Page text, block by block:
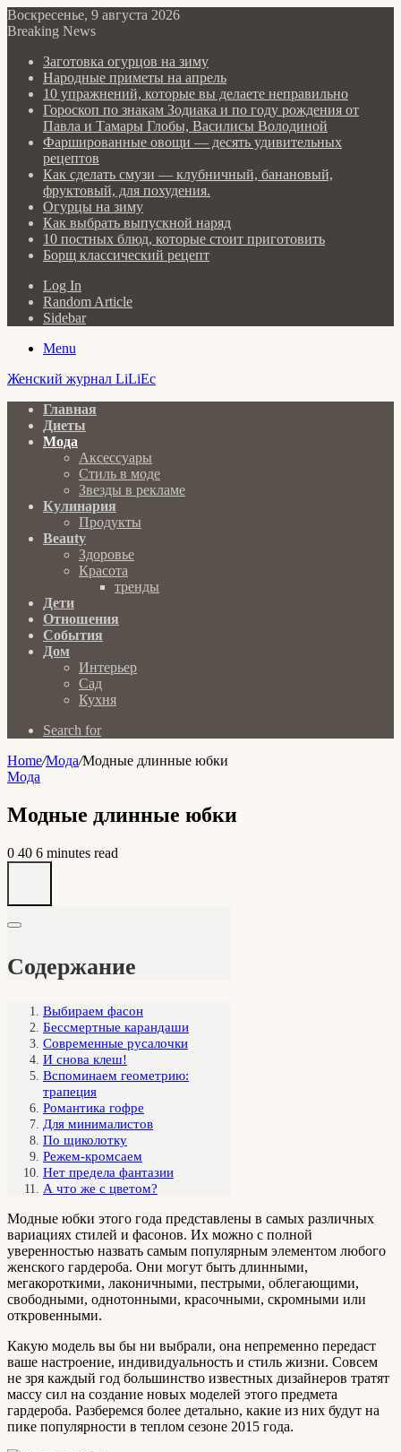
Воскресенье, 9 августа 2026
Breaking News
Заготовка огурцов на зиму
Народные приметы на апрель
10 упражнений, которые вы делаете неправильно
Гороскоп по знакам Зодиака и по году рождения от
Павла и Тамары Глобы, Василисы Володиной
Фаршированные овощи — десять удивительных
рецептов
Как сделать cмузи — клубничный, банановый,
фруктовый, для похудения.
Огурцы на зиму
Как выбрать выпускной наряд
10 постных блюд, которые стоит приготовить
Борщ классический рецепт
Log In
Random Article
Sidebar
Menu
Женский журнал LiLiEc
Главная
Диеты
Мода
Аксессуары
Стиль в моде
Звезды в рекламе
Кулинария
Продукты
Beauty
Здоровье
Красота
тренды
Дети
Отношения
События
Дом
Интерьер
Сад
Кухня
Search for
Home/Мода/Модные длинные юбки
Мода
Модные длинные юбки
0 40 6 minutes read
Содержание
Выбираем фасон
Бессмертные карандаши
Современные русалочки
И снова клеш!
Вспоминаем геометрию:
трапеция
Романтика гофре
Для минималистов
По щиколотку
Режем-кромсаем
Нет предела фантазии
А что же с цветом?
Модные юбки этого года представлены в самых различных
вариациях стилей и фасонов. Их можно с полной
уверенностью назвать самым популярным элементом любого
женского гардероба. Они могут быть длинными,
мегакороткими, лаконичными, пестрыми, облегающими,
свободными, однотонными, красочными, скромными или
откровенными.
Какую модель вы бы ни выбрали, она непременно передаст
ваше настроение, индивидуальность и стиль жизни. Совсем
не зря каждый год большинство известных дизайнеров тратят
массу сил на создание новых моделей этого предмета
гардероба. Разберемся более детально, какие из них будут на
пике популярности в теплом сезоне 2015 года.